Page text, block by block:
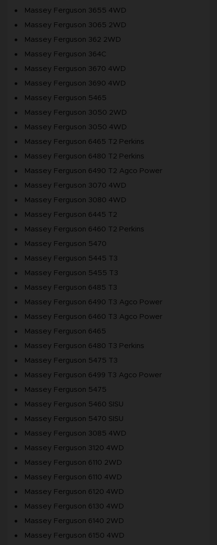
Massey Ferguson 3655 4WD
Massey Ferguson 3065 2WD
Massey Ferguson 362 2WD
Massey Ferguson 364C
Massey Ferguson 3670 4WD
Massey Ferguson 3690 4WD
Massey Ferguson 5465
Massey Ferguson 3050 2WD
Massey Ferguson 3050 4WD
Massey Ferguson 6465 T2 Perkins
Massey Ferguson 6480 T2 Perkins
Massey Ferguson 6490 T2 Agco Power
Massey Ferguson 3070 4WD
Massey Ferguson 3080 4WD
Massey Ferguson 6445 T2
Massey Ferguson 6460 T2 Perkins
Massey Ferguson 5470
Massey Ferguson 5445 T3
Massey Ferguson 5455 T3
Massey Ferguson 6485 T3
Massey Ferguson 6490 T3 Agco Power
Massey Ferguson 6460 T3 Agco Power
Massey Ferguson 6465
Massey Ferguson 6480 T3 Perkins
Massey Ferguson 5475 T3
Massey Ferguson 6499 T3 Agco Power
Massey Ferguson 5475
Massey Ferguson 5460 SISU
Massey Ferguson 5470 SISU
Massey Ferguson 3085 4WD
Massey Ferguson 3120 4WD
Massey Ferguson 6110 2WD
Massey Ferguson 6110 4WD
Massey Ferguson 6120 4WD
Massey Ferguson 6130 4WD
Massey Ferguson 6140 2WD
Massey Ferguson 6150 4WD